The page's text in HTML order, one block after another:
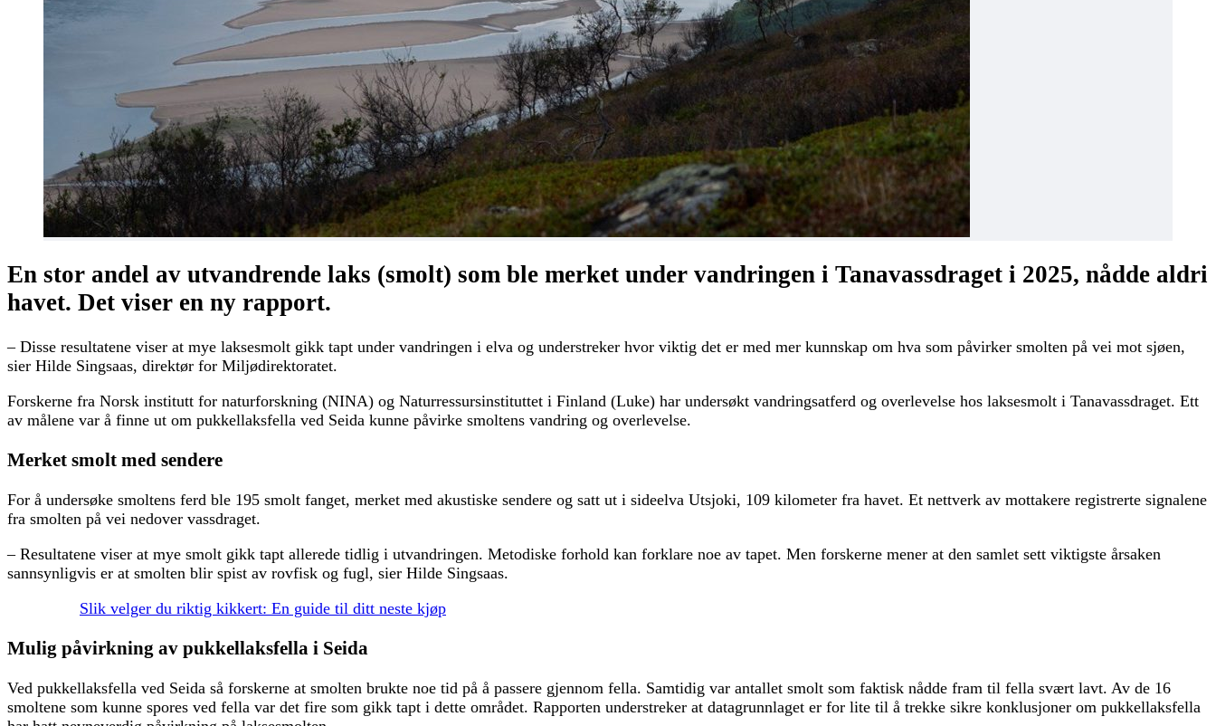
En stor andel av utvandrende laks (smolt) som ble merket under vandringen i Tanavassdraget i 2025, nådde aldri
havet. Det viser en ny rapport.
– Disse resultatene viser at mye laksesmolt gikk tapt under vandringen i elva og understreker hvor viktig det er med mer kunnskap om hva som påvirker smolten på vei mot sjøen,
sier Hilde Singsaas, direktør for Miljødirektoratet.
Forskerne fra Norsk institutt for naturforskning (NINA) og Naturressursinstituttet i Finland (Luke) har undersøkt vandringsatferd og overlevelse hos laksesmolt i Tanavassdraget. Ett
av målene var å finne ut om pukkellaksfella ved Seida kunne påvirke smoltens vandring og overlevelse.
Merket smolt med sendere
For å undersøke smoltens ferd ble 195 smolt fanget, merket med akustiske sendere og satt ut i sideelva Utsjoki, 109 kilometer fra havet. Et nettverk av mottakere registrerte signalene
fra smolten på vei nedover vassdraget.
– Resultatene viser at mye smolt gikk tapt allerede tidlig i utvandringen. Metodiske forhold kan forklare noe av tapet. Men forskerne mener at den samlet sett viktigste årsaken
sannsynligvis er at smolten blir spist av rovfisk og fugl, sier Hilde Singsaas.
Slik velger du riktig kikkert: En guide til ditt neste kjøp
Mulig påvirkning av pukkellaksfella i Seida
Ved pukkellaksfella ved Seida så forskerne at smolten brukte noe tid på å passere gjennom fella. Samtidig var antallet smolt som faktisk nådde fram til fella svært lavt. Av de 16
smoltene som kunne spores ved fella var det fire som gikk tapt i dette området. Rapporten understreker at datagrunnlaget er for lite til å trekke sikre konklusjoner om pukkellaksfella